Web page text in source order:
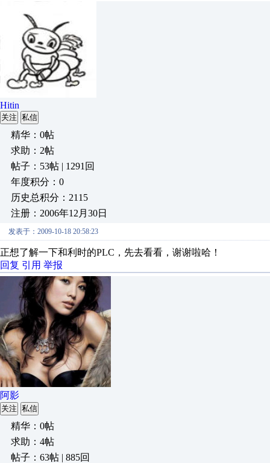
Hitin
关注 私信
精华：0帖
求助：2帖
帖子：53帖 | 1291回
年度积分：0
历史总积分：2115
注册：2006年12月30日
发表于：2009-10-18 20:58:23
正想了解一下和利时的PLC，先去看看，谢谢啦哈！
回复 引用 举报
阿影
关注 私信
精华：0帖
求助：4帖
帖子：63帖 | 885回